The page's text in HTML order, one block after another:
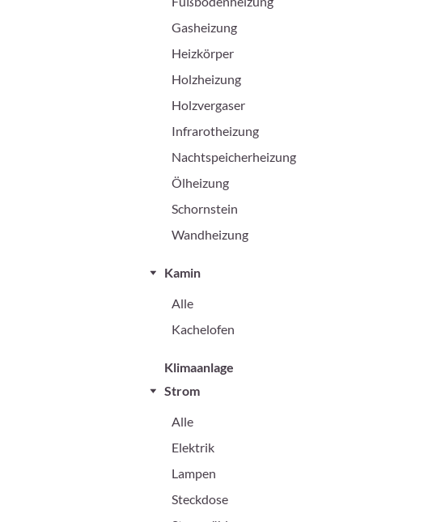
Gasheizung
Heizkörper
Holzheizung
Holzvergaser
Infrarotheizung
Nachtspeicherheizung
Ölheizung
Schornstein
Wandheizung
Kamin
Alle
Kachelofen
Klimaanlage
Strom
Alle
Elektrik
Lampen
Steckdose